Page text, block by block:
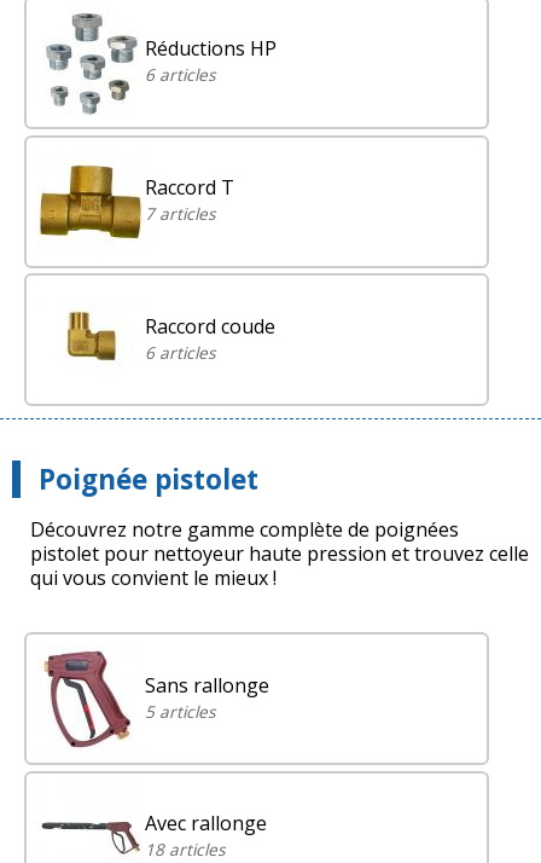
Réductions HP
6 articles
Raccord T
7 articles
Raccord coude
6 articles
Poignée pistolet
Découvrez notre gamme complète de poignées
pistolet pour nettoyeur haute pression et trouvez celle
qui vous convient le mieux !
Sans rallonge
5 articles
Avec rallonge
18 articles